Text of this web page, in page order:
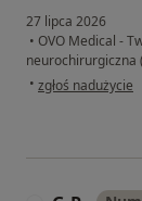
27 lipca 2026
• OVO Medical -
neurochirurgiczna
• w opinii
zgłoś nadużycie